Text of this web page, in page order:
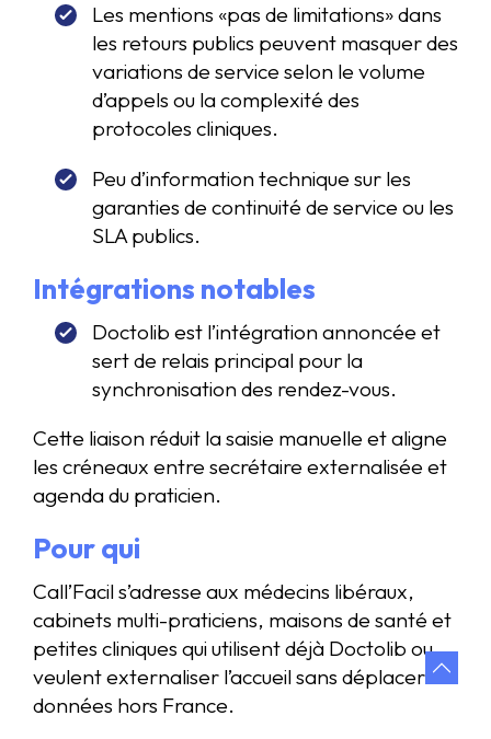
Les mentions «pas de limitations» dans
les retours publics peuvent masquer des
variations de service selon le volume
d’appels ou la complexité des
protocoles cliniques.
Peu d’information technique sur les
garanties de continuité de service ou les
SLA publics.
Intégrations notables
Doctolib est l’intégration annoncée et
sert de relais principal pour la
synchronisation des rendez-vous.
Cette liaison réduit la saisie manuelle et aligne
les créneaux entre secrétaire externalisée et
agenda du praticien.
Pour qui
Call’Facil s’adresse aux médecins libéraux,
cabinets multi-praticiens, maisons de santé et
petites cliniques qui utilisent déjà Doctolib ou
veulent externaliser l’accueil sans déplacer les
données hors France.